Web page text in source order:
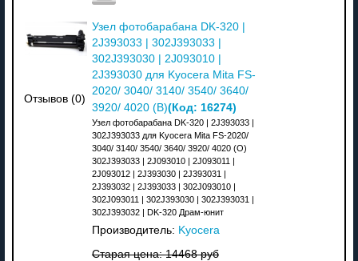
Отзывов (0)
Узел фотобарабана DK-320 |
2J393033 | 302J393033 |
302J393030 | 2J093010 |
2J393030 для Kyocera Mita FS-
2020/ 3040/ 3140/ 3540/ 3640/
3920/ 4020 (В)(Код: 16274)
Узел фотобарабана DK-320 | 2J393033 |
302J393033 для Kyocera Mita FS-2020/
3040/ 3140/ 3540/ 3640/ 3920/ 4020 (О)
302J393033 | 2J093010 | 2J093011 |
2J093012 | 2J393030 | 2J393031 |
2J393032 | 2J393033 | 302J093010 |
302J093011 | 302J393030 | 302J393031 |
302J393032 | DK-320 Драм-юнит
Производитель: Kyocera
Старая цена:14468 руб